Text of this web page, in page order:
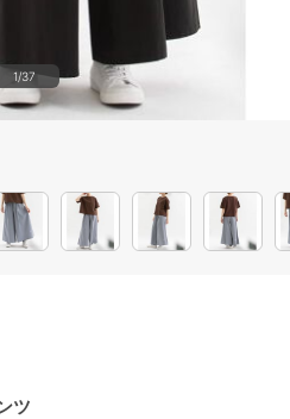
1/37
ツ